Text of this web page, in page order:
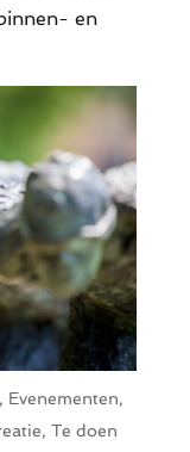
Evenementen,
, Te doen
en